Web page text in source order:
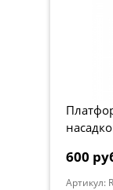
600
Артикул: